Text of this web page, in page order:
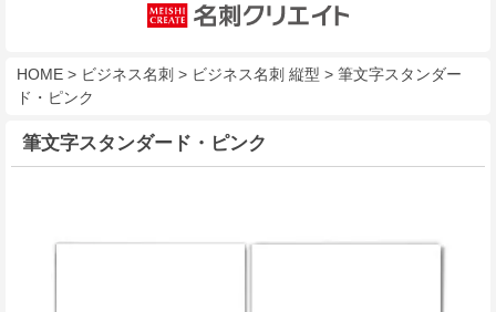
HOME > ビジネス名刺 > ビジネス名刺 縦型 > 筆文字スタンダー
ド・ピンク
筆文字スタンダード・ピンク